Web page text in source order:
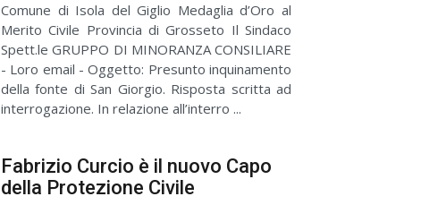
Comune di Isola del Giglio Medaglia d’Oro al
Merito Civile Provincia di Grosseto Il Sindaco
Spett.le GRUPPO DI MINORANZA CONSILIARE
- Loro email - Oggetto: Presunto inquinamento
della fonte di San Giorgio. Risposta scritta ad
interrogazione. In relazione all’interro ...
Fabrizio Curcio è il nuovo Capo
della Protezione Civile